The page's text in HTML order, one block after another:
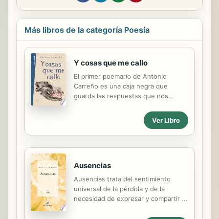
Más libros de la categoría Poesía
Y cosas que me callo
El primer poemario de Antonio
Carreño es una caja negra que
guarda las respuestas que nos
de amar, del de creer, del de vivir.
Respuestas que nos hacen
preguntarnos de nuevo: ¿por qué no
mordí la lengua por no poder morder
rompí para dejar de verte, de las
hojas que ningún otoño se atrevió a
arrancar. Son grito sordo de amor y
Ver Libro
Ausencias
Ausencias trata del sentimiento
universal de la pérdida y de la
necesidad de expresar y compartir el